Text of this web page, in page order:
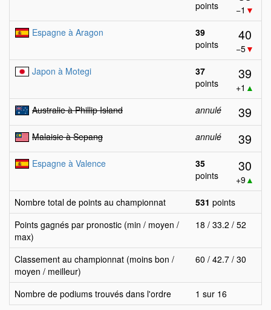
points
−1 ▼
Espagne à Aragon
39
points
40
−5▼
Japon à Motegi
37
points
39
+1 ▲
Australie à Phillip Island
annulé 39
Malaisie à Sepang annulé 39
Espagne à Valence
35
points
30
+9▲
Nombre total de points au championnat
531 points
Points gagnés par pronostic (min / moyen /
max)
18 / 33.2 / 52
Classement au championnat (moins bon /
moyen / meilleur)
60 / 42.7 / 30
Nombre de podiums trouvés dans l'ordre 1 sur 16